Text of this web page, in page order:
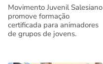
Movimento Juvenil Salesiano
promove formação
certificada para animadores
de grupos de jovens.